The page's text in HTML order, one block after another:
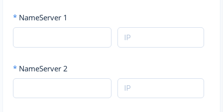
* NameServer 1
* NameServer 2